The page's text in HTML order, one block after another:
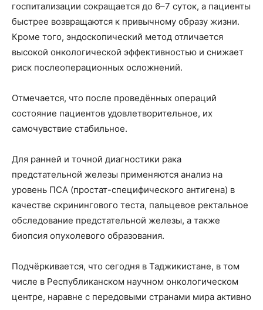
госпитализации сокращается до 6–7 суток, а пациенты
быстрее возвращаются к привычному образу жизни.
Кроме того, эндоскопический метод отличается
высокой онкологической эффективностью и снижает
риск послеоперационных осложнений.
Отмечается, что после проведённых операций
состояние пациентов удовлетворительное, их
самочувствие стабильное.
Для ранней и точной диагностики рака
предстательной железы применяются анализ на
уровень ПСА (простат-специфического антигена) в
качестве скринингового теста, пальцевое ректальное
обследование предстательной железы, а также
биопсия опухолевого образования.
Подчёркивается, что сегодня в Таджикистане, в том
числе в Республиканском научном онкологическом
центре, наравне с передовыми странами мира активно